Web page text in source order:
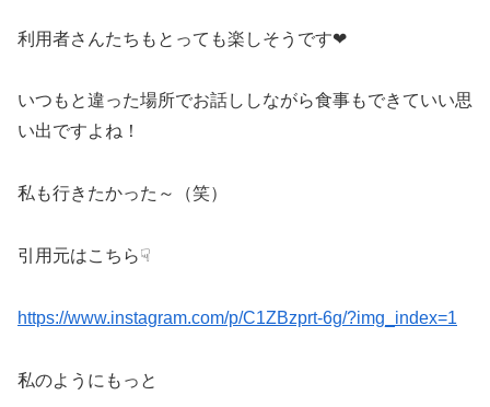
利用者さんたちもとっても楽しそうです❤
いつもと違った場所でお話ししながら食事もできていい思
い出ですよね！
私も行きたかった～（笑）
引用元はこちら☟
https://www.instagram.com/p/C1ZBzprt-6g/?img_index=1
私のようにもっと